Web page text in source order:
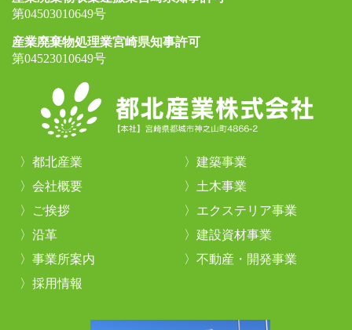
第04503010649号
産業廃棄物処理業宮崎県知事許可
第04523010649号
都北産業
建築事業
会社概要
土木事業
ご挨拶
エクステリア事業
沿革
建設資材事業
事業所案内
不動産・開発事業
採用情報